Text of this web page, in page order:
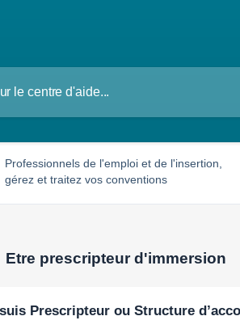
Professionnels de l'emploi et de l'insertion,
gérez et traitez vos conventions
Etre prescripteur d'immersion
Prescripteur ou Structure